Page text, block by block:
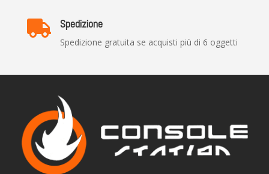
 Spedizione
Spedizione gratuita se acquisti più di 6 oggetti